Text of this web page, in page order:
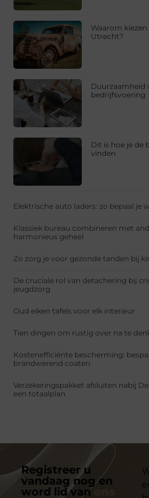
Waarom
Utrecht?
Duurzaamheid
bedrijfsvoering
Dit is hoe je de
vinden
Elektrische auto laders: zo bepaal je
Klassiek bureau combineren met
harmonieus geheel
Zo zorg je voor gezonde tanden bij
De cruciale rol van detachering bij
jeugdzorg
Oud eiken tafels voor elk interieur
Tien dingen om rustig over na te
Kostenefficiënte bescherming:
brandwerend coaten
Verzekeringspakket afsluiten nabij
een totaalplan
Registreer u
vandaag nog en
word lid van